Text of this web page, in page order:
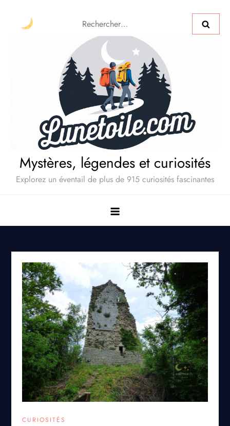
Mystères, légendes et curiosités
Explorez un éventail de plus de 915 curiosités fascinantes
CURIOSITÉS